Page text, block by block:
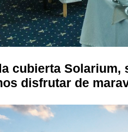
cubierta Solarium,
disfrutar de